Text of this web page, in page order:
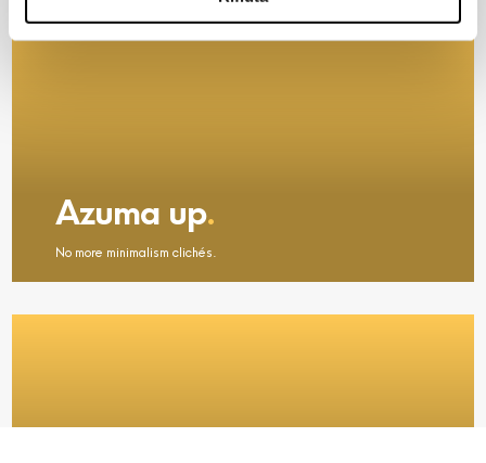
banner comporterà il permanere dei soli cookie tecnici ed
analytics, per i quali non occorre il tuo consenso. Potrai
Azuma up.
No more minimalism clichés.